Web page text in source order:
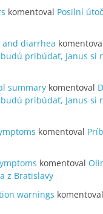
komentoval Posilní
diarrhea
pribúdať, Janus si
summary komentoval
pribúdať, Janus si
komentoval
komentoval
z Bratislavy
warnings komentoval